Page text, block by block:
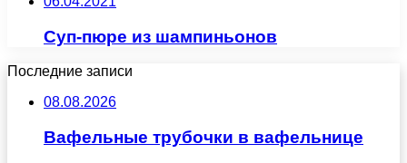
Суп-пюре из шампиньонов
Последние записи
08.08.2026
Вафельные трубочки в вафельнице